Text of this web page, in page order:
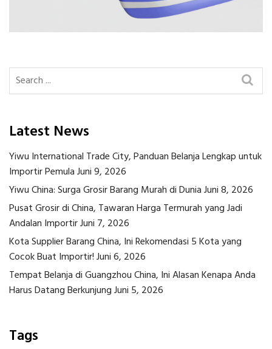
Latest News
Yiwu International Trade City, Panduan Belanja Lengkap untuk
Importir PemulaJuni 9, 2026
Yiwu China: Surga Grosir Barang Murah di DuniaJuni 8, 2026
Pusat Grosir di China, Tawaran Harga Termurah yang Jadi
Andalan ImportirJuni 7, 2026
Kota Supplier Barang China, Ini Rekomendasi 5 Kota yang
Cocok Buat Importir!Juni 6, 2026
Tempat Belanja di Guangzhou China, Ini Alasan Kenapa Anda
Harus Datang BerkunjungJuni 5, 2026
Tags